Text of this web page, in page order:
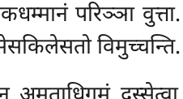
परिञ्ञा
विमुच्चन्ति.